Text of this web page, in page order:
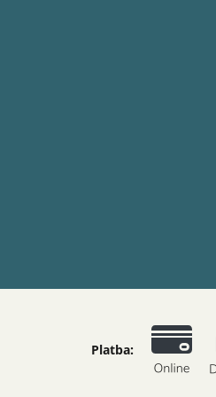
Platba: